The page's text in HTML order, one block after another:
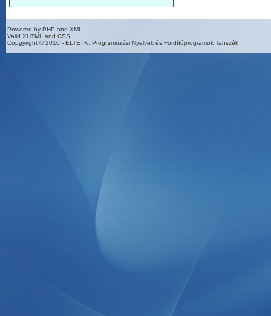
Powered by PHP and XML
Valid XHTML and CSS
Copgyright © 2010 - ELTE IK, Programozási Nyelvek és Fordítóprogramok Tanszék